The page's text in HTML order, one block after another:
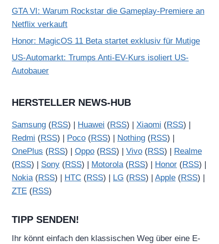
GTA VI: Warum Rockstar die Gameplay-Premiere an
Netflix verkauft
Honor: MagicOS 11 Beta startet exklusiv für Mutige
US-Automarkt: Trumps Anti-EV-Kurs isoliert US-
Autobauer
HERSTELLER NEWS-HUB
Samsung (RSS) | Huawei (RSS) | Xiaomi (RSS) |
Redmi (RSS) | Poco (RSS) | Nothing (RSS) |
OnePlus (RSS) | Oppo (RSS) | Vivo (RSS) |
Realme
(RSS) | Sony (RSS) | Motorola(RSS) | Honor (RSS) |
Nokia(RSS) | HTC (RSS) | LG (RSS) | Apple (RSS) |
ZTE (RSS)
TIPP SENDEN!
Ihr könnt einfach den klassischen Weg über eine E-